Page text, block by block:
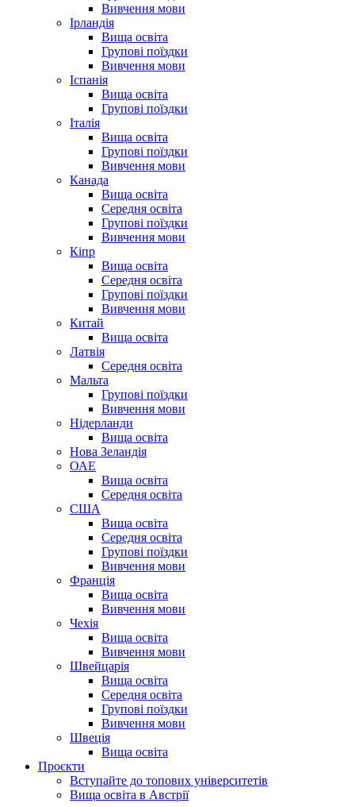
Вивчення мови
Ірландія
Вища освіта
Групові поїздки
Вивчення мови
Іспанія
Вища освіта
Групові поїздки
Італія
Вища освіта
Групові поїздки
Вивчення мови
Канада
Вища освіта
Середня освіта
Групові поїздки
Вивчення мови
Кіпр
Вища освіта
Середня освіта
Групові поїздки
Вивчення мови
Китай
Вища освіта
Латвія
Середня освіта
Мальта
Групові поїздки
Вивчення мови
Нідерланди
Вища освіта
Нова Зеландія
ОАЕ
Вища освіта
Середня освіта
США
Вища освіта
Середня освіта
Групові поїздки
Вивчення мови
Франція
Вища освіта
Вивчення мови
Чехія
Вища освіта
Вивчення мови
Швейцарія
Вища освіта
Середня освіта
Групові поїздки
Вивчення мови
Швеція
Вища освіта
Проєкти
Вступайте до топових університетів
Вища освіта в Австрії